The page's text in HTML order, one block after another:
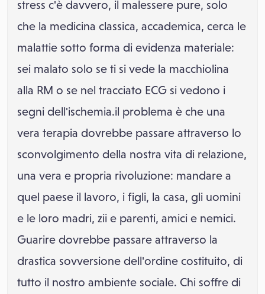
stress c'è davvero, il malessere pure, solo
che la medicina classica, accademica, cerca le
malattie sotto forma di evidenza materiale:
sei malato solo se ti si vede la macchiolina
alla RM o se nel tracciato ECG si vedono i
segni dell'ischemia.il problema è che una
vera terapia dovrebbe passare attraverso lo
sconvolgimento della nostra vita di relazione,
una vera e propria rivoluzione: mandare a
quel paese il lavoro, i figli, la casa, gli uomini
e le loro madri, zii e parenti, amici e nemici.
Guarire dovrebbe passare attraverso la
drastica sovversione dell'ordine costituito, di
tutto il nostro ambiente sociale. Chi soffre di